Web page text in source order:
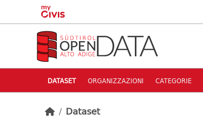
Skip to main content
DATASET ORGANIZZAZIONI CATEGORIE
Dataset